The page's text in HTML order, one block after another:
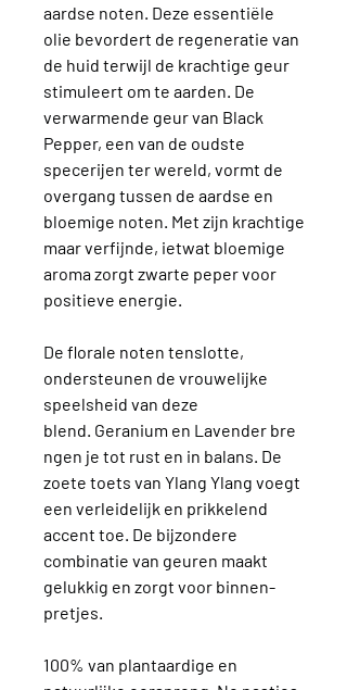
aardse noten. Deze essentiële
olie bevordert de regeneratie van
de huid terwijl de krachtige geur
stimuleert om te aarden. De
verwarmende geur van Black
Pepper, een van de oudste
specerijen ter wereld, vormt de
overgang tussen de aardse en
bloemige noten. Met zijn krachtige
maar verfijnde, ietwat bloemige
aroma zorgt zwarte peper voor
positieve energie.
De florale noten tenslotte,
ondersteunen de vrouwelijke
speelsheid van deze
blend. Geranium en Lavender bre
ngen je tot rust en in balans. De
zoete toets van Ylang Ylang voegt
een verleidelijk en prikkelend
accent toe. De bijzondere
combinatie van geuren maakt
gelukkig en zorgt voor binnen-
pretjes.
100% van plantaardige en